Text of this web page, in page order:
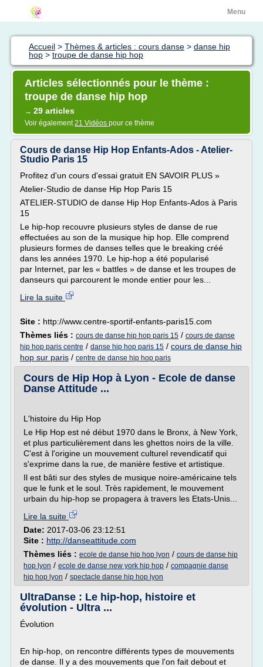
Menu
Accueil > Thèmes & articles : cours danse > danse hip
hop > troupe de danse hip hop
Articles sélectionnés pour le thème :
troupe de danse hip hop
→ 29 articles
Voir également21 Vidéos pour ce thème
Cours de danse Hip Hop Enfants-Ados - Atelier-
Studio Paris 15
Profitez d'un cours d'essai gratuit EN SAVOIR PLUS »
Atelier-Studio de danse Hip Hop Paris 15
ATELIER-STUDIO de danse Hip Hop Enfants-Ados à Paris
15
Le hip-hop recouvre plusieurs styles de danse de rue
effectuées au son de la musique hip hop. Elle comprend
plusieurs formes de danses telles que le breaking créé
dans les années 1970. Le hip-hop a été popularisé
par Internet, par les « battles » de danse et les troupes de
danseurs qui parcourent le monde entier pour les...
Lire la suite
Site : http://www.centre-sportif-enfants-paris15.com
Thèmes liés : cours de danse hip hop paris 15 / cours de danse
hip hop paris centre / danse hip hop paris 15 / cours de danse hip
hop sur paris / centre de danse hip hop paris
Cours de Hip Hop à Lyon - Ecole de danse
Danse Attitude ...
L'histoire du Hip Hop
Le Hip Hop est né début 1970 dans le Bronx, à New York,
et plus particulièrement dans les ghettos noirs de la ville.
C'est à l'origine un mouvement culturel revendicatif qui
s'exprime dans la rue, de manière festive et artistique.
Il est bâti sur des styles de musique noire-américaine tels
que le funk et le soul. Très rapidement, le mouvement
urbain du hip-hop se propagera à travers les Etats-Unis...
Lire la suite
Date: 2017-03-06 23:12:51
Site : http://danseattitude.com
Thèmes liés : ecole de danse hip hop lyon / cours de danse hip
hop lyon / ecole de danse new york hip hop / compagnie danse
hip hop lyon / spectacle danse hip hop lyon
UltraDanse : Le hip-hop, histoire et
évolution - Ultra ...
Évolution
En hip-hop, on rencontre différents types de mouvements
de danse. Il y a des mouvements que l'on fait debout et